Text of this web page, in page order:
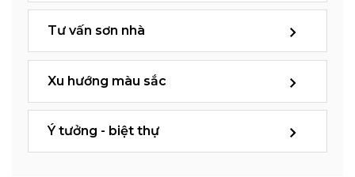
Tư vấn sơn nhà
Xu hướng màu sắc
Ý tưởng - biệt thự